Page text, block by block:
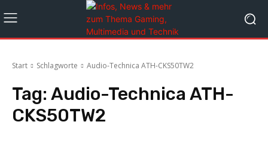
Start Schlagworte Audio-Technica ATH-CKS50TW2
Tag: Audio-Technica ATH-
CKS50TW2